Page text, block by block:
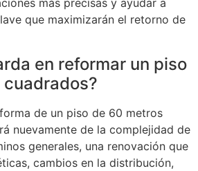
más precisas y ayudar a
que maximizarán el retorno de
en reformar un piso
de un piso de 60 metros
nuevamente de la complejidad de
generales, una renovación que
cambios en la distribución,